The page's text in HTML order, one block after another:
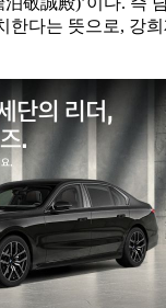
한다는 뜻으로, 강